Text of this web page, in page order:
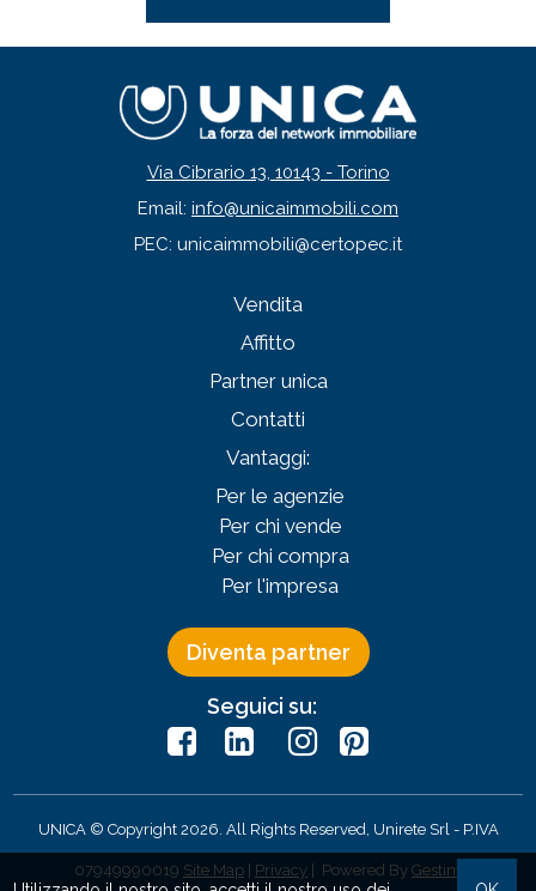
Via Cibrario 13, 10143 - Torino
Email: info@unicaimmobili.com
PEC: unicaimmobili@certopec.it
Vendita
Affitto
Partner unica
Contatti
Vantaggi:
Per le agenzie
Per chi vende
Per chi compra
Per l'impresa
Diventa partner
Seguici su:
UNICA © Copyright 2026. All Rights Reserved, Unirete Srl - P.IVA
07949990019 Site Map Privacy | Powered By Gestim